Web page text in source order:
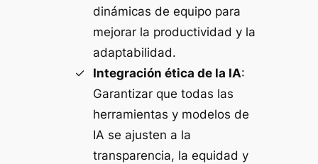
dinámicas de equipo para
mejorar la productividad y la
adaptabilidad.
Integración ética de la IA:
Garantizar que todas las
herramientas y modelos de
IA se ajusten a la
transparencia, la equidad y